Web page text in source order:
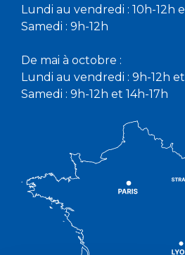
Lundi au vendredi : 10h-12h
Samedi : 9h-12h
De mai à octobre :
Lundi au vendredi : 9h-12h
Samedi : 9h-12h et 14h-17h